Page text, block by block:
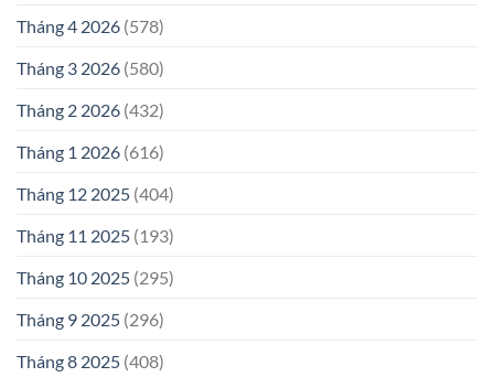
Tháng 4 2026 (578)
Tháng 3 2026 (580)
Tháng 2 2026 (432)
Tháng 1 2026 (616)
Tháng 12 2025 (404)
Tháng 11 2025 (193)
Tháng 10 2025 (295)
Tháng 9 2025 (296)
Tháng 8 2025 (408)